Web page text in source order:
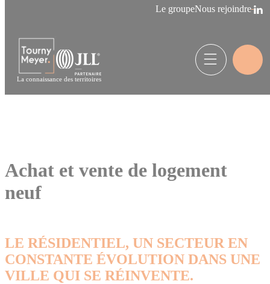
Le groupeNous rejoindre
La connaissance des territoires
Achat et vente de logement
neuf
LE RÉSIDENTIEL, UN SECTEUR EN
CONSTANTE ÉVOLUTION DANS UNE
VILLE QUI SE RÉINVENTE.